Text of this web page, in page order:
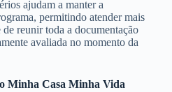
ajudam a manter a
permitindo atender mais
reunir toda a documentação
avaliada no momento da
Minha Casa Minha Vida